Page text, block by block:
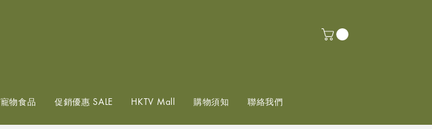
寵物食品 促銷優惠 SALE HKTV Mall 購物須知 聯絡我們